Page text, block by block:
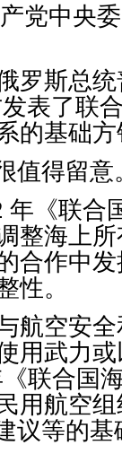
党中央
罗斯总统
表了联
的基础
值得留意
年《联合
整海上
合作中
性。
航空安
用武力
《联合国
用航空
议等的